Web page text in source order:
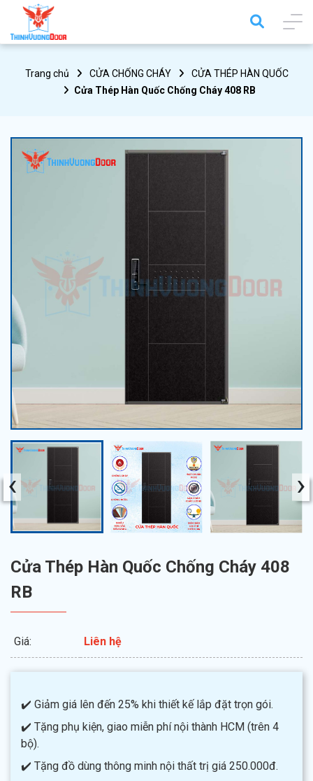
Trang chủ CỬA CHỐNG CHÁY
CỬA THÉP HÀN QUỐC
Cửa Thép Hàn Quốc Chống Cháy 408 RB
‹ ›
Cửa Thép Hàn Quốc Chống Cháy 408
RB
Giá: Liên hệ
✔️ Giảm giá lên đến 25% khi thiết kế lắp đặt trọn gói.
✔️ Tặng phụ kiện, giao miễn phí nội thành HCM (trên 4
bộ).
✔️ Tặng đồ dùng thông minh nội thất trị giá 250.000đ.